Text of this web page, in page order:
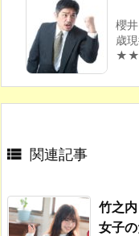
櫻
歳
 関連記事
竹之
女子